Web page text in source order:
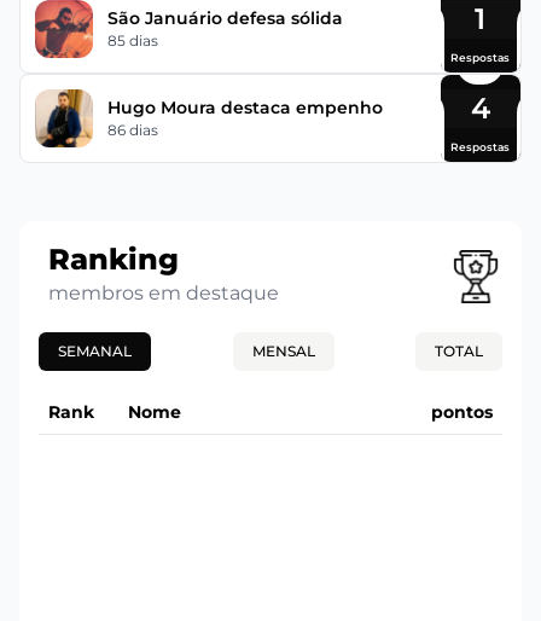
São Januário defesa sólida
85 dias
1
Respostas
Hugo Moura destaca empenho
86 dias
4
Respostas
Ranking
membros em destaque
SEMANAL MENSAL TOTAL
Rank Nome pontos